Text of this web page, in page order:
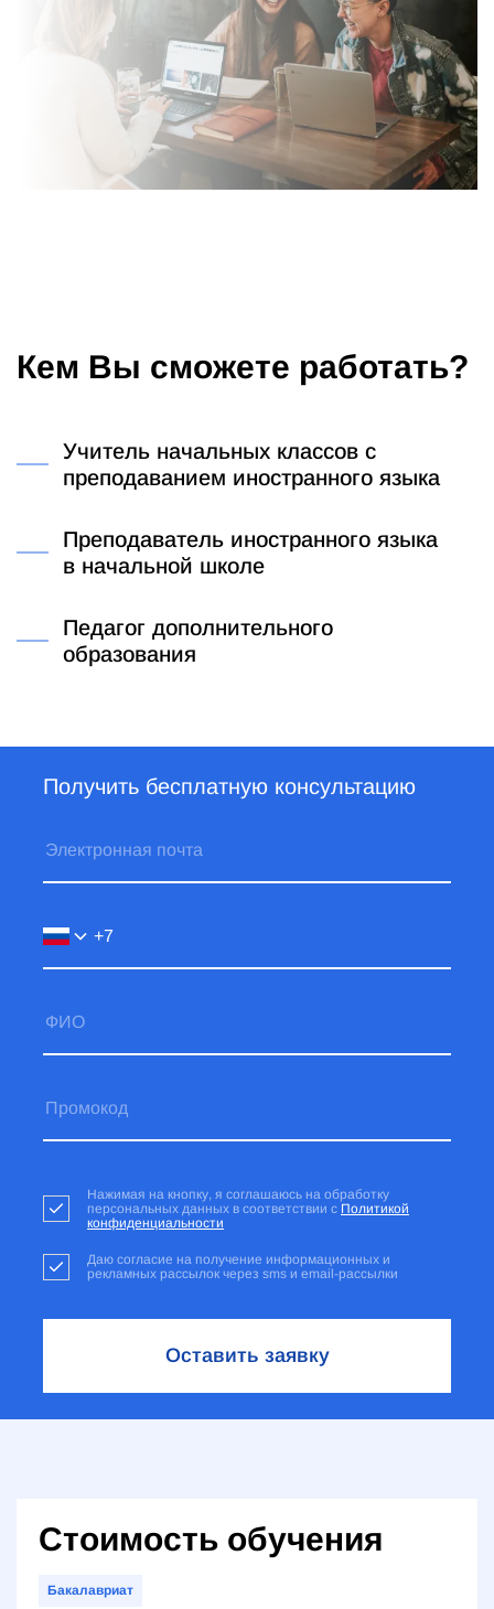
Кем Вы сможете работать?
Учитель начальных классов с
преподаванием иностранного языка
Преподаватель иностранного языка
в начальной школе
Педагог дополнительного
образования
Получить бесплатную консультацию
Нажимая на кнопку, я соглашаюсь на обработку
персональных данных в соответствии с Политикой
конфиденциальности
Даю согласие на получение информационных и
рекламных рассылок через sms и email-рассылки
Оставить заявку
Стоимость обучения
Бакалавриат